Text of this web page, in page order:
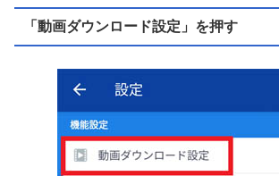
「動画ダウンロード設定」を押す